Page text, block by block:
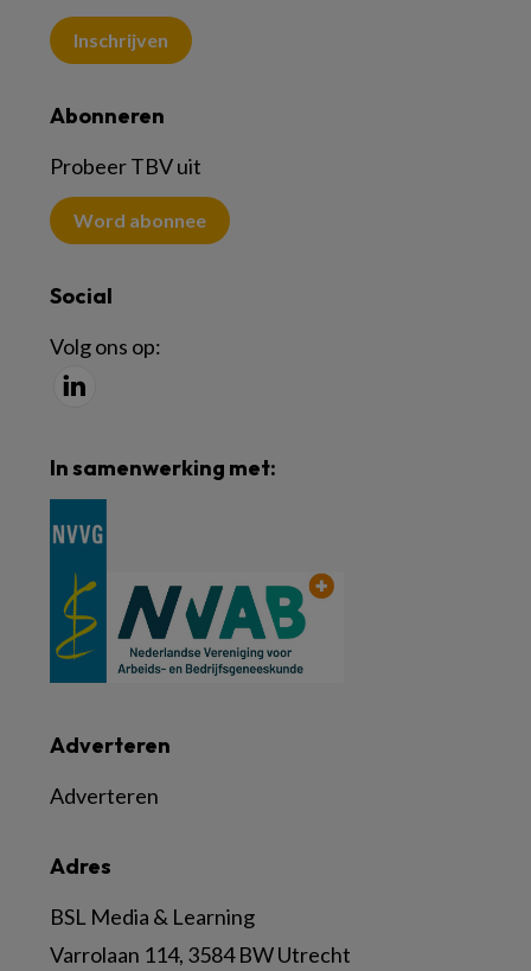
Inschrijven
Abonneren
Probeer TBV uit
Word abonnee
Social
Volg ons op:
Adres
BSL Media & Learning
Varrolaan 114, 3584 BW Utrecht
Adverteren
Adverteren
In samenwerking met: